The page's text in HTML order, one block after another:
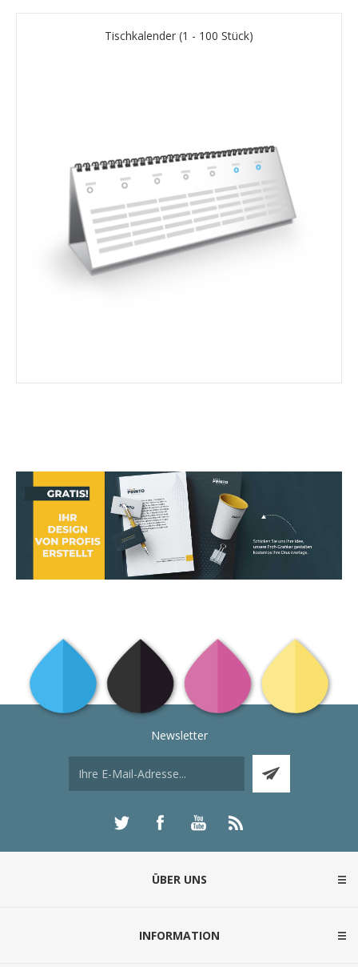
Tischkalender (1 - 100 Stück)
Newsletter
ÜBER UNS
INFORMATION